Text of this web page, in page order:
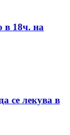
в 18ч. на
се лекува в